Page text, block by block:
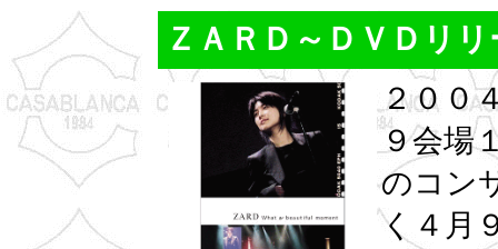
ＺＡＲＤ～ＤＶＤリ
２００
９会場
のコン
く４月